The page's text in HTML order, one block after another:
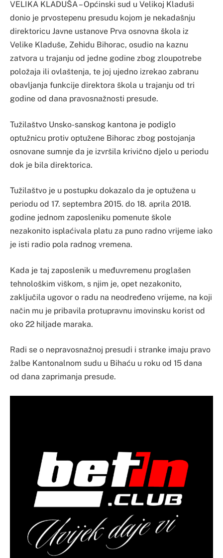
VELIKA KLADUŠA – Općinski sud u Velikoj Kladuši
donio je prvostepenu presudu kojom je nekadašnju
direktoricu Javne ustanove Prva osnovna škola iz
Velike Kladuše, Zehidu Bihorac, osudio na kaznu
zatvora u trajanju od jedne godine zbog zloupotrebe
položaja ili ovlaštenja, te joj ujedno izrekao zabranu
obavljanja funkcije direktora škola u trajanju od tri
godine od dana pravosnažnosti presude.
Tužilaštvo Unsko-sanskog kantona je podiglo
optužnicu protiv optužene Bihorac zbog postojanja
osnovane sumnje da je izvršila krivično djelo u periodu
dok je bila direktorica.
Tužilaštvo je u postupku dokazalo da je optužena u
periodu od 17. septembra 2015. do 18. aprila 2018.
godine jednom zaposleniku pomenute škole
nezakonito isplaćivala platu za puno radno vrijeme iako
je isti radio pola radnog vremena.
Kada je taj zaposlenik u međuvremenu proglašen
tehnološkim viškom, s njim je, opet nezakonito,
zaključila ugovor o radu na neodređeno vrijeme, na koji
način mu je pribavila protupravnu imovinsku korist od
oko 22 hiljade maraka.
Radi se o nepravosnažnoj presudi i stranke imaju pravo
žalbe Kantonalnom sudu u Bihaću u roku od 15 dana
od dana zaprimanja presude.